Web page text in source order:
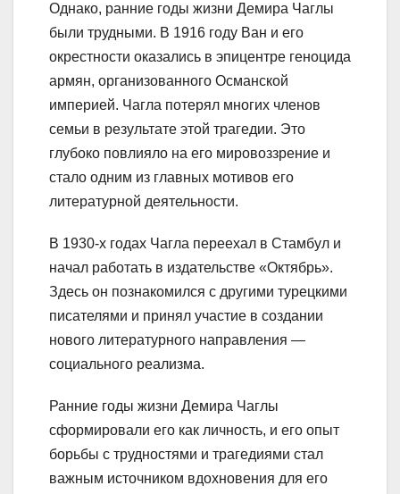
Однако, ранние годы жизни Демира Чаглы
были трудными. В 1916 году Ван и его
окрестности оказались в эпицентре геноцида
армян, организованного Османской
империей. Чагла потерял многих членов
семьи в результате этой трагедии. Это
глубоко повлияло на его мировоззрение и
стало одним из главных мотивов его
литературной деятельности.
В 1930-х годах Чагла переехал в Стамбул и
начал работать в издательстве «Октябрь».
Здесь он познакомился с другими турецкими
писателями и принял участие в создании
нового литературного направления —
социального реализма.
Ранние годы жизни Демира Чаглы
сформировали его как личность, и его опыт
борьбы с трудностями и трагедиями стал
важным источником вдохновения для его